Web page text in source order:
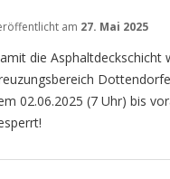
am 27. Mai 2025
die Asphaltdeckschicht
02.06.2025 (7 Uhr) bis